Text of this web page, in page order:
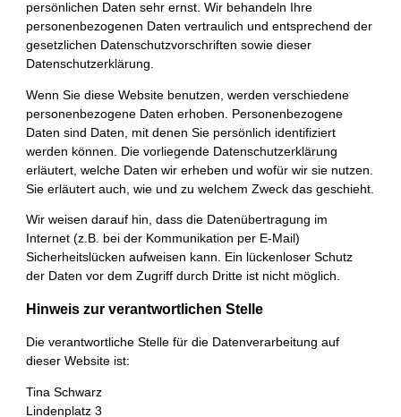
persönlichen Daten sehr ernst. Wir behandeln Ihre
personenbezogenen Daten vertraulich und entsprechend der
gesetzlichen Datenschutzvorschriften sowie dieser
Datenschutzerklärung.
Wenn Sie diese Website benutzen, werden verschiedene
personenbezogene Daten erhoben. Personenbezogene
Daten sind Daten, mit denen Sie persönlich identifiziert
werden können. Die vorliegende Datenschutzerklärung
erläutert, welche Daten wir erheben und wofür wir sie nutzen.
Sie erläutert auch, wie und zu welchem Zweck das geschieht.
Wir weisen darauf hin, dass die Datenübertragung im
Internet (z.B. bei der Kommunikation per E-Mail)
Sicherheitslücken aufweisen kann. Ein lückenloser Schutz
der Daten vor dem Zugriff durch Dritte ist nicht möglich.
Hinweis zur verantwortlichen Stelle
Die verantwortliche Stelle für die Datenverarbeitung auf
dieser Website ist:
Tina Schwarz
Lindenplatz 3